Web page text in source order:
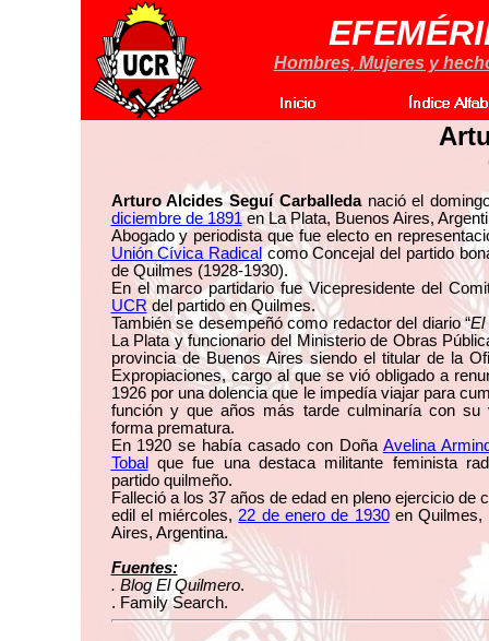
Hombres, Mujeres y
Arturo Alcides Seguí Carballedanació el
diciembre de 1891en La Plata, Buenos Aires,
Abogado y periodista que fue electo en
Unión Cívica Radicalcomo Concejal del partido
de Quilmes (1928-1930).
En el marco partidario fue Vicepresidente del
UCR del partido en Quilmes.
También se desempeñó como redactor del diario “El
La Plata y funcionario del Ministerio de Obras
provincia de Buenos Aires siendo el titular de la
Expropiaciones, cargo al que se vió obligado a
1926 por una dolencia que le impedía viajar para
función y que años más tarde culminaría con su
forma prematura.
En 1920 se había casado con Doña Avelina
Tobal
que fue una destaca militante feminista
partido quilmeño.
Falleció a los 37 años de edad en pleno ejercicio de
edil el miércoles, 22 de enero de 1930en Quilmes,
Aires, Argentina.
Fuentes:
. Blog El Quilmero.
. Family Search.